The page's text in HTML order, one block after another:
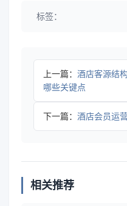
标签：
上一篇： 酒店客源结
哪些关键点
下一篇： 酒店会员运
相关推荐